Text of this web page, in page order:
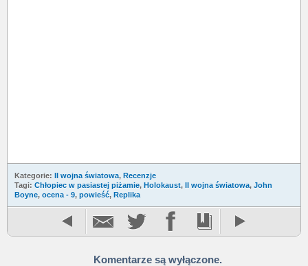
Kategorie: II wojna światowa, Recenzje
Tagi: Chłopiec w pasiastej piżamie, Holokaust, II wojna światowa, John
Boyne, ocena - 9, powieść, Replika
Komentarze są wyłączone.